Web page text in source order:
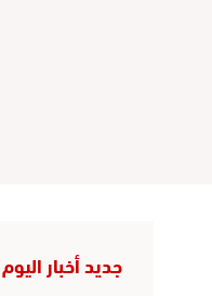
جديد أخبار اليوم